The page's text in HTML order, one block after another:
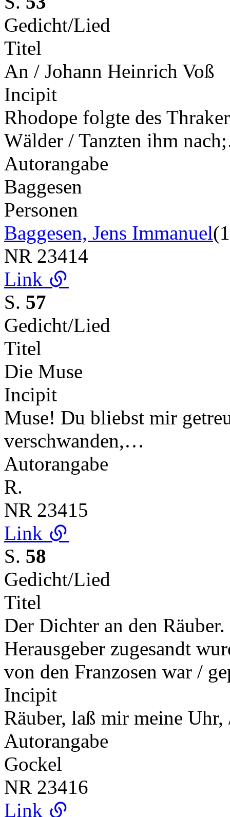
Gedicht/Lied
Titel
An / Johann Heinrich Voß
Incipit
Rhodope folgte des
Wälder / Tanzten ihm
Autorangabe
Baggesen
Personen
Baggesen, Jens Immanuel
NR 23414
Link
S. 57
Gedicht/Lied
Titel
Die Muse
Incipit
Muse! Du bliebst mir
verschwanden,…
Autorangabe
R.
NR 23415
Link
S. 58
Gedicht/Lied
Titel
Der Dichter an den
Herausgeber zugesandt
von den Franzosen war /
Incipit
Räuber, laß mir meine
Autorangabe
Gockel
NR 23416
Link